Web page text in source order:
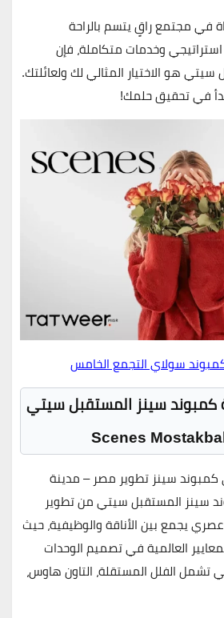
في مجتمع راقٍ يتسم بالراحة
وخدمات متكاملة، فإن
سيتيهو الاختيار المثالي لك ولعائلتك.
في تحقيق حلمك!
سولاي التجمع الخامس
سينز المستقبل سيتي
Scenes
سينز تطوير مصر – مدينة
سينز المستقبل سيتيمنتطوير
يجمع بين الأناقة والوظيفية، حيث
العالمية في تصميم الوحدات
تشمل الفلل المستقلة، التاون هاوس،